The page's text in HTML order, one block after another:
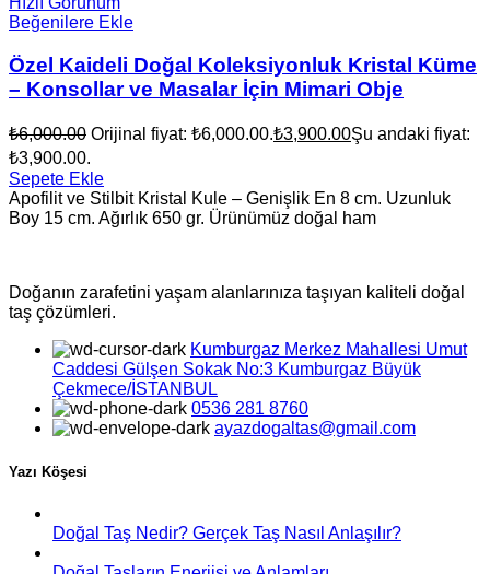
Beğenilere Ekle
Özel Kaideli Doğal Koleksiyonluk Kristal Küme
– Konsollar ve Masalar İçin Mimari Obje
₺6,000.00 Orijinal fiyat: ₺6,000.00.₺3,900.00Şu andaki fiyat:
₺3,900.00.
Sepete Ekle
Apofilit ve Stilbit Kristal Kule – Genişlik En 8 cm. Uzunluk
Boy 15 cm. Ağırlık 650 gr. Ürünümüz doğal ham
Doğanın zarafetini yaşam alanlarınıza taşıyan kaliteli doğal
taş çözümleri.
Kumburgaz Merkez Mahallesi Umut
Caddesi Gülşen Sokak No:3 Kumburgaz Büyük
Çekmece/İSTANBUL
0536 281 8760
ayazdogaltas@gmail.com
Yazı Köşesi
Doğal Taş Nedir? Gerçek Taş Nasıl Anlaşılır?